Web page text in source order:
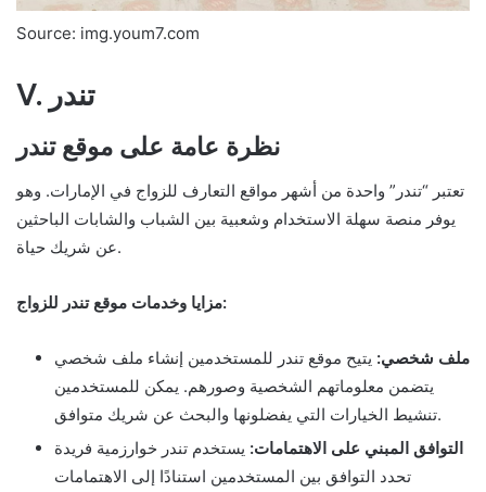
Source: img.youm7.com
V. تندر
نظرة عامة على موقع تندر
تعتبر “تندر” واحدة من أشهر مواقع التعارف للزواج في الإمارات. وهو
يوفر منصة سهلة الاستخدام وشعبية بين الشباب والشابات الباحثين
عن شريك حياة.
مزايا وخدمات موقع تندر للزواج:
ملف شخصي: يتيح موقع تندر للمستخدمين إنشاء ملف شخصي
يتضمن معلوماتهم الشخصية وصورهم. يمكن للمستخدمين
تنشيط الخيارات التي يفضلونها والبحث عن شريك متوافق.
التوافق المبني على الاهتمامات: يستخدم تندر خوارزمية فريدة
تحدد التوافق بين المستخدمين استنادًا إلى الاهتمامات